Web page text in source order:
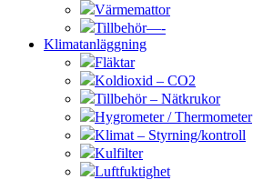
Värmemattor
Tillbehör—-
Klimatanläggning
Fläktar
Koldioxid – CO2
Tillbehör – Nätkrukor
Hygrometer / Thermometer
Klimat – Styrning/kontroll
Kulfilter
Luftfuktighet